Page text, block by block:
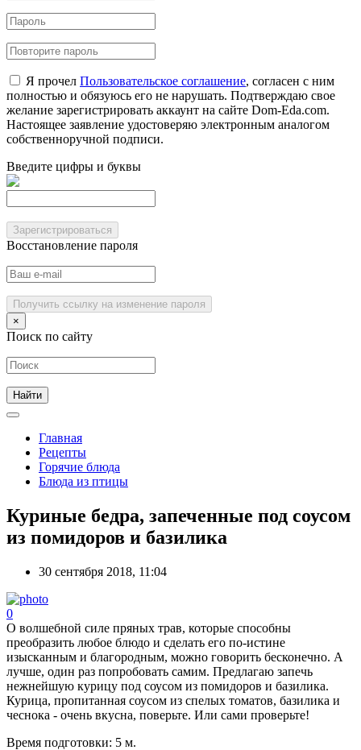
Я прочел Пользовательское соглашение, согласен с ним
полностью и обязуюсь его не нарушать. Подтверждаю свое
желание зарегистрировать аккаунт на сайте Dom-Eda.com.
Настоящее заявление удостоверяю электронным аналогом
собственноручной подписи.
Введите цифры и буквы
Зарегистрироваться
Восстановление пароля
Получить ссылку на изменение пароля
×
Поиск по сайту
Главная
Рецепты
Горячие блюда
Блюда из птицы
Куриные бедра, запеченные под соусом
из помидоров и базилика
30 сентября 2018, 11:04
0
О волшебной силе пряных трав, которые способны
преобразить любое блюдо и сделать его по-истине
изысканным и благородным, можно говорить бесконечно. А
лучше, один раз попробовать самим. Предлагаю запечь
нежнейшую курицу под соусом из помидоров и базилика.
Курица, пропитанная соусом из спелых томатов, базилика и
чеснока - очень вкусна, поверьте. Или сами проверьте!
Время подготовки: 5 м.